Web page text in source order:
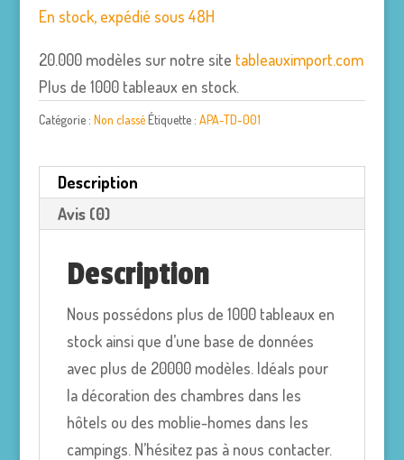
En stock, expédié sous 48H
20.000 modèles sur notre site tableauximport.com
Plus de 1000 tableaux en stock.
Catégorie : Non classé Étiquette : APA-TD-001
Description
Avis (0)
Description
Nous possédons plus de 1000 tableaux en
stock ainsi que d’une base de données
avec plus de 20000 modèles. Idéals pour
la décoration des chambres dans les
hôtels ou des moblie-homes dans les
campings. N’hésitez pas à nous contacter.